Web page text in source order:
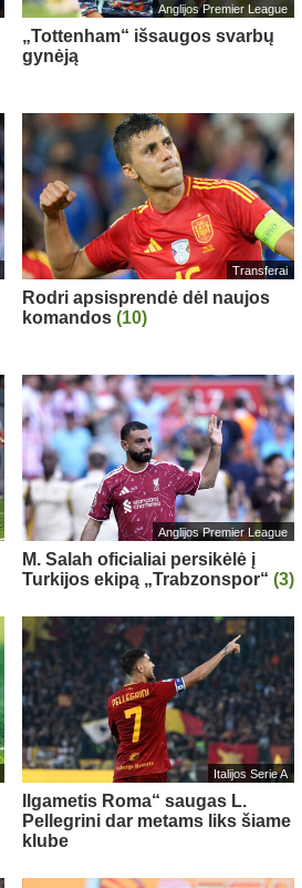
Anglijos Premier League
„Tottenham“ išsaugos svarbų
gynėją
Transferai
Rodri apsisprendė dėl naujos
komandos (10)
Anglijos Premier League
M. Salah oficialiai persikėlė į
Turkijos ekipą „Trabzonspor“ (3)
Italijos Serie A
Ilgametis Roma“ saugas L.
Pellegrini dar metams liks šiame
klube